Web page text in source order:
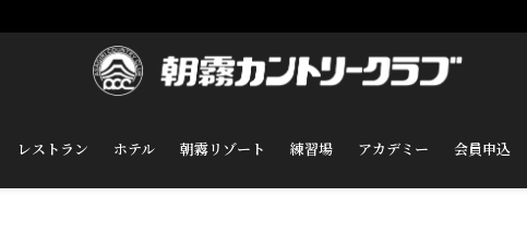
レストラン ホテル 朝霧リゾート 練習場 アカデミー 会員申込